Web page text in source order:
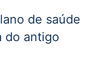
de saúde
do antigo